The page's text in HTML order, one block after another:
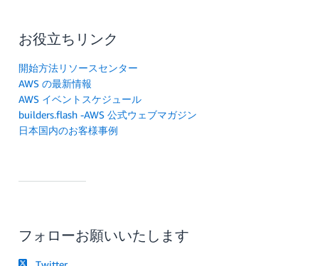
お役立ちリンク
開始方法リソースセンター
AWS の最新情報
AWS イベントスケジュール
builders.flash -AWS 公式ウェブマガジン
日本国内のお客様事例
フォローお願いいたします